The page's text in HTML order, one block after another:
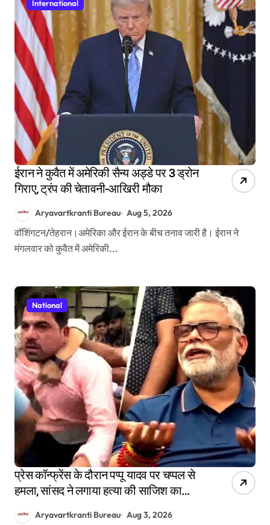
International
ईरान ने कुवैत में अमेरिकी सैन्य अड्डे पर 3 ड्रोन
गिराए, ट्रंप की चेतावनी-आखिरी मौका
Aryavartkranti Bureau Aug 5, 2026
वॉशिंगटन/तेहरान।अमेरिका और ईरान के बीच तनाव जारी है। ईरान ने
मंगलवार को कुवैत में अमेरिकी...
National
प्रेस कॉन्फ्रेंस के दौरान पप्पू यादव पर चप्पल से
हमला, सांसद ने लगाया हत्या की साजिश का
Aryavartkranti Bureau Aug 3, 2026